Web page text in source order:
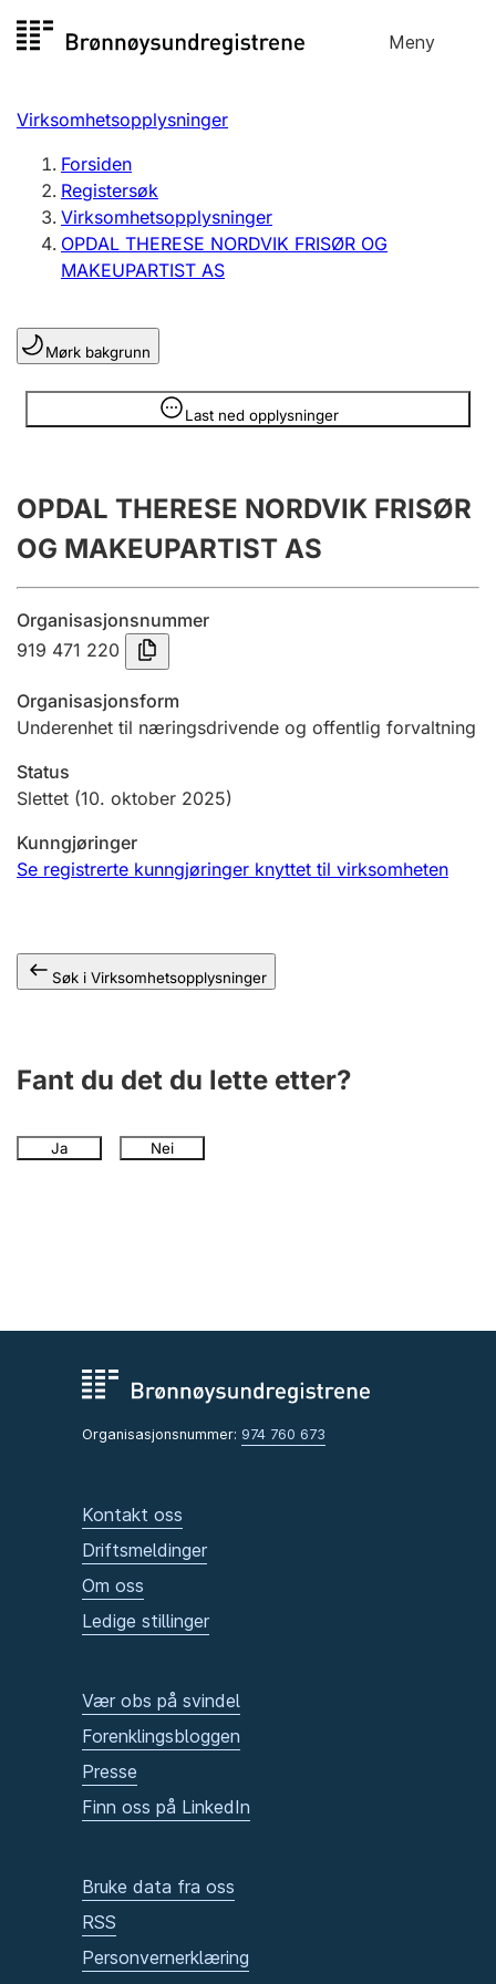
til
Meny
Registersøk
Aksjeselskap
Enkeltpersonforetak
Registrere, endre, slette
Lag og forening
Registrere, endre, slette
Årsregnskap
Innsending og forsinkelsesgebyr
Tinglysing
Jeger
Ektepaktveileder
Virksomhetsopplysninger
Forsiden
Registersøk
Virksomhetsopplysninger
OPDAL THERESE NORDVIK FRISØR OG
MAKEUPARTIST AS
Mørk bakgrunn
Last ned opplysninger
Opplysninger er skjult
OPDAL THERESE NORDVIK FRISØR
OG MAKEUPARTIST AS
Organisasjonsnummer
919 471 220
Organisasjonsform
Underenhet til næringsdrivende og offentlig forvaltning
Status
Slettet (10. oktober 2025)
Kunngjøringer
Se registrerte kunngjøringer knyttet til virksomheten
Søk i Virksomhetsopplysninger
Fant du det du lette etter?
Ja Nei
Organisasjonsnummer: 974 760 673
Kontakt oss
Driftsmeldinger
Om oss
Ledige stillinger
Vær obs på svindel
Forenklingsbloggen
Presse
Finn oss på LinkedIn
Bruke data fra oss
RSS
Personvernerklæring